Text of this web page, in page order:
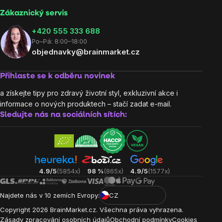
Zákaznický servis
‭+420 555 333 688
Po–Pá: 8:00–18:00
objednavky@brainmarket.cz
Přihlaste se k odběru novinek
a získejte tipy pro zdravý životní styl, exkluzivní akce i
informace o nových produktech – stačí zadat e-mail.
Sledujte nás na sociálních sítích:
4.9/5(5854x) 98 %(865x) 4.9/5(1577x)
Najdete nás v 10 zemích Evropy:
CZ
Copyright 2026 BrainMarket.cz. Všechna práva vyhrazena.
Zásady zpracování osobních údajůObchodní podmínkyCookies